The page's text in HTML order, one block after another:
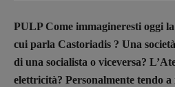
PULP Come immagineresti oggi
cui parla Castoriadis ? Una
di una socialista o viceversa?
elettricità? Personalmente tendo